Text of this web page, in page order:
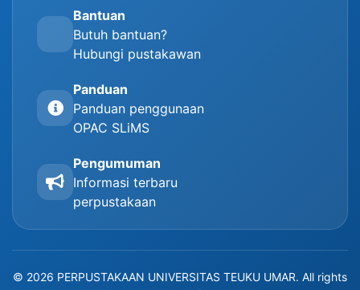
Bantuan
Butuh bantuan?
Hubungi pustakawan
Panduan
Panduan penggunaan
OPAC SLiMS
Pengumuman
Informasi terbaru
perpustakaan
© 2026 PERPUSTAKAAN UNIVERSITAS TEUKU UMAR. All rights